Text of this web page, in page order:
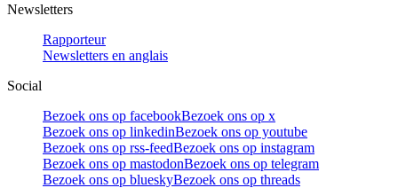
Newsletters
Rapporteur
Newsletters en anglais
Social
Bezoek ons op facebookBezoek ons op x
Bezoek ons op linkedinBezoek ons op youtube
Bezoek ons op rss-feedBezoek ons op instagram
Bezoek ons op mastodonBezoek ons op telegram
Bezoek ons op blueskyBezoek ons op threads